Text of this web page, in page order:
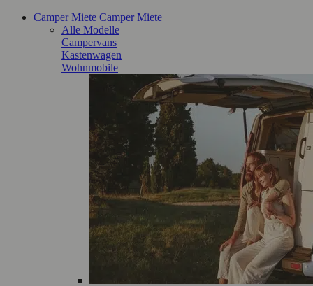
Camper Miete Camper Miete
Alle Modelle
Campervans
Kastenwagen
Wohnmobile